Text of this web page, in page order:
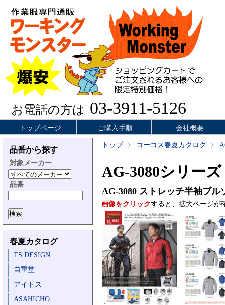
お電話の方は 03-3911-5126
トップページ ご購入手順 会社概要
品番から探す
対象メーカー
品番
春夏カタログ
TS DESIGN
自重堂
アイトス
ASAHICHO
トップ コーコス春夏カタログ
AG-3080シリーズ
AG-3080 ストレッチ半袖ブル
画像をクリックすると、拡大ページが